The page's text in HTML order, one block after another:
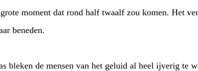
moment dat rond half twaalf zou komen. Het
beneden.
bleken de mensen van het geluid al heel ijverig te